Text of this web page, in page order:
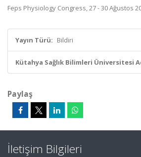
Feps Physiology Congress, 27 - 30 Ağustos
Yayın Türü: Bildiri
Kütahya Sağlık Bilimleri Üniversitesi
Paylaş
İletişim Bilgileri